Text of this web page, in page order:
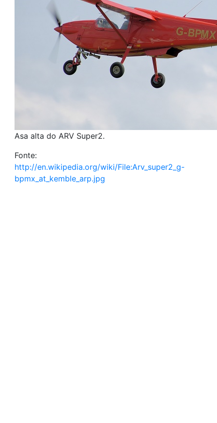
Asa alta do ARV Super2.
Fonte:
http://en.wikipedia.org/wiki/File:Arv_super2_g-
bpmx_at_kemble_arp.jpg